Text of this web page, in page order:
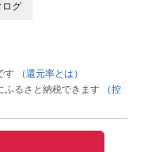
ログ
す
（還元率とは）
るさと納税できます
（控